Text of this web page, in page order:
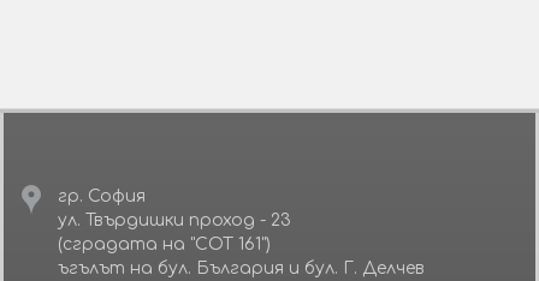
гр. София
ул. Твърдишки проход - 23
(сградата на "СОТ 161")
ъгълът на бул. България и бул. Г. Делчев